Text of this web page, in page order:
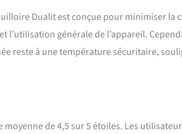
Dualit est conçue pour minimiser la
l’utilisation générale de l’appareil.
reste à une température sécuritaire,
de 4,5 sur 5 étoiles. Les